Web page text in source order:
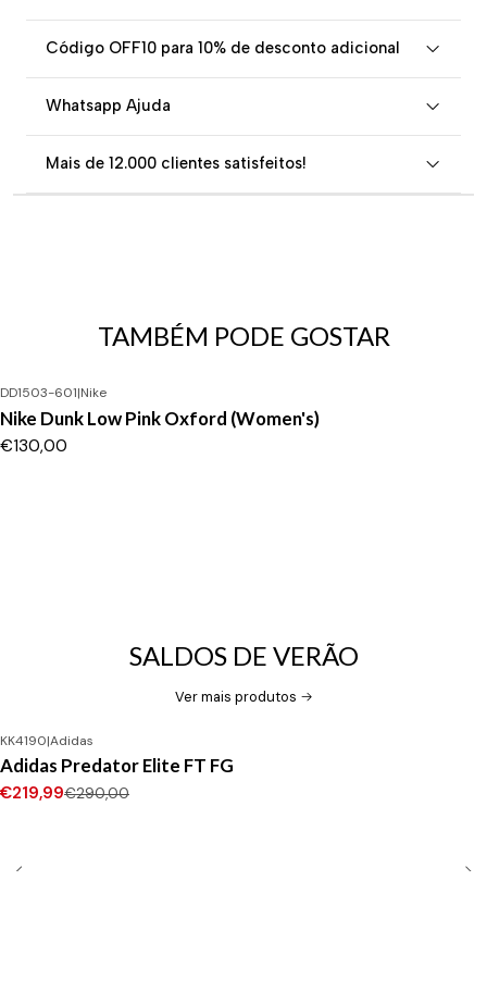
Código OFF10 para 10% de desconto adicional
Whatsapp Ajuda
Mais de 12.000 clientes satisfeitos!
TAMBÉM PODE GOSTAR
DD1503-601|Nike
Nike Dunk Low Pink Oxford (Women's)
€130,00
SALDOS DE VERÃO
Ver mais produtos
-24%DESCONTO
Novo
KK4190|Adidas
Adidas Predator Elite FT FG
€219,99€290,00